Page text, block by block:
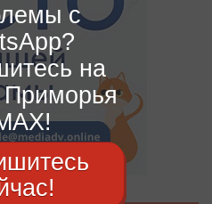
с
на
Приморья